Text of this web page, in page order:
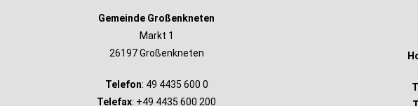
Gemeinde Großenkneten
Markt 1
26197 Großenkneten
Telefon: 49 4435 600 0
Telefax: +49 4435 600 200